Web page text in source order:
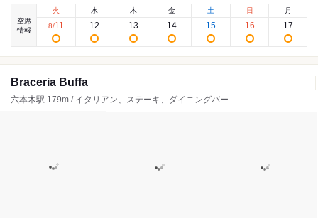
空席
情報
火
8/11
水
12
木
13
金
14
土
15
日
16
月
17
Braceria Buffa
六本木駅 179m / イタリアン、ステーキ、ダイニングバー